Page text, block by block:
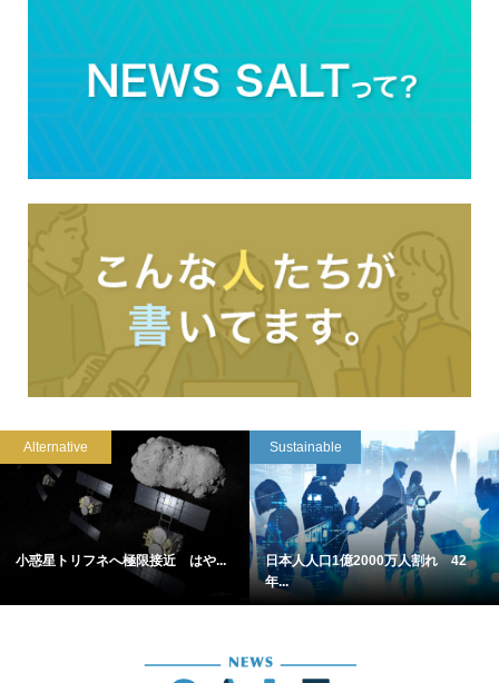
Alternative
小惑星トリフネへ極限接近 はや...
Sustainable
日本人人口1億2000万人割れ 42
年...